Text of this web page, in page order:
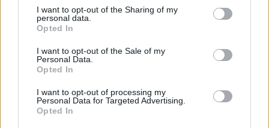
not limited to your visit or usage behaviour. You may click to
grant or deny consent to Google and its third-party tags to
use your data for below specified purposes in below Google
consent section.
I want to opt-out of the Sharing of my
personal data.
Opted In
I want to opt-out of the Sale of my
Personal Data.
Opted In
I want to opt-out of processing my
Personal Data for Targeted Advertising.
Opted In
Ανακοίνωση Νάνσι Πελόζι: